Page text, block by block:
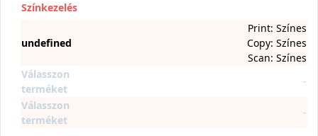
Színkezelés
undefined
Print: Színes
Copy: Színes
Scan: Színes
Válasszon
terméket
-
Válasszon
terméket
-